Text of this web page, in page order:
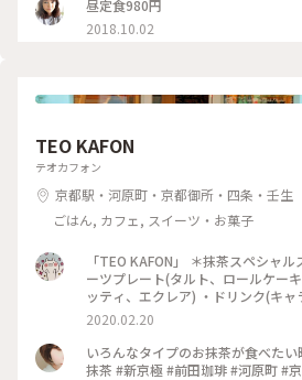
昼定食980円
2018.10.02
TEO KAFON
テオカフォン
京都駅・河原町・京都御所・四条・壬生
ごはん, カフェ, スイーツ・お菓子
「TEO KAFON」 ＊抹茶スペシャ
ーツプレート(タルト、ロールケー
ッティ、エクレア) ・ドリンク(キ
三昧出来て大満足したそうです。
たのですが、娘一人で完食でした
プチことりっぷ京都#冬のおでかけ
2020.02.20
いろんなタイプのお抹茶が食べた
抹茶 #新京極 #前田珈琲 #河原町 #